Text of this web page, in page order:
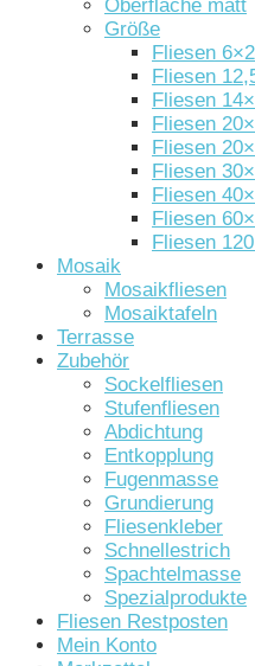
Oberfläche matt
Größe
Fliesen
Fliesen
Fliesen
Fliesen
Fliesen
Fliesen
Fliesen
Fliesen
Fliesen
Mosaik
Mosaikfliesen
Mosaiktafeln
Terrasse
Zubehör
Sockelfliesen
Stufenfliesen
Abdichtung
Entkopplung
Fugenmasse
Grundierung
Fliesenkleber
Schnellestrich
Spachtelmasse
Spezialprodukte
Fliesen Restposten
Mein Konto